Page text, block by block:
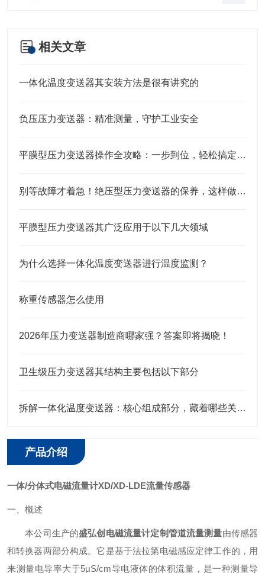
相关文章
一体化温度变送器其安装方法是很有讲究的
负压压力变送器：精准测量，守护工业安全
平膜型压力变送器操作全攻略：一步到位，轻松搞定实操细节
别等故障才着急！绝压型压力变送器的保养，这样做才靠谱
平膜型压力变送器其广泛应用于以下几大领域
为什么选择一体化温度变送器进行温度监测？
称重传感器怎么使用
2026年压力变送器制造商哪家强？答案即将揭晓！
卫生级压力变送器其结构主要包括以下部分
拆解一体化温度变送器：核心组成部分，藏着哪些关键“密码”？
产品介绍
一体/分体式电磁流量计XD/XD-LDE流量传感器
一、概述
本公司生产的盛弘创电磁流量计定制管道流量测量由传感器
和转换器两部分构成。它是基于法拉第电磁感应定律工作的，用
来测量电导率大于5μS/cm导电液体的体积流量，是一种测量导